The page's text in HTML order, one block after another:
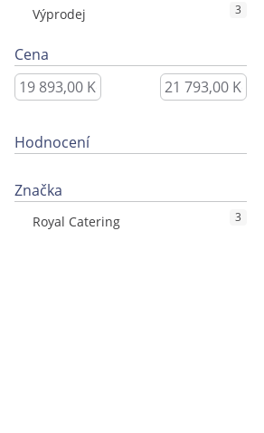
Výprodej 3
Cena
Hodnocení
Značka
Royal Catering 3